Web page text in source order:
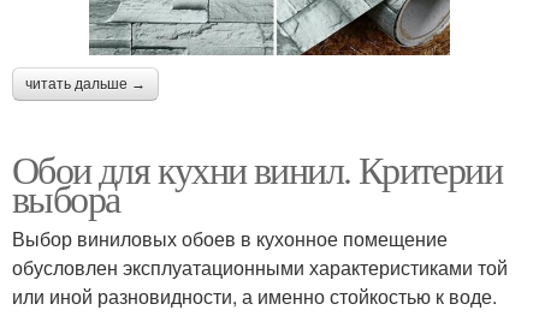
читать дальше →
Обои для кухни винил. Критерии
выбора
Выбор виниловых обоев в кухонное помещение
обусловлен эксплуатационными характеристиками той
или иной разновидности, а именно стойкостью к воде.